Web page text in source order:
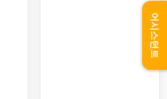
어시스턴트